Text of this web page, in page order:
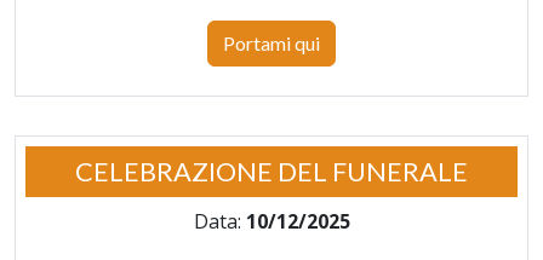
Portami qui
CELEBRAZIONE DEL FUNERALE
Data: 10/12/2025